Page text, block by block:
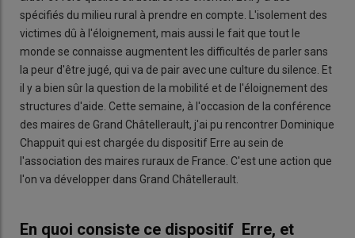
spécifiés du milieu rural à prendre en compte. L'isolement des
victimes dû à l'éloignement, mais aussi le fait que tout le
monde se connaisse augmentent les difficultés de parler sans
la peur d'être jugé, qui va de pair avec une culture du silence. Et
il y a bien sûr la question de la mobilité et de l'éloignement des
structures d'aide. Cette semaine, à l'occasion de la conférence
des maires de Grand Châtellerault, j'ai pu rencontrer Dominique
Chappuit qui est chargée du dispositif Erre au sein de
l'association des maires ruraux de France. C'est une action que
l'on va développer dans Grand Châtellerault.
En quoi consiste ce dispositif Erre, et